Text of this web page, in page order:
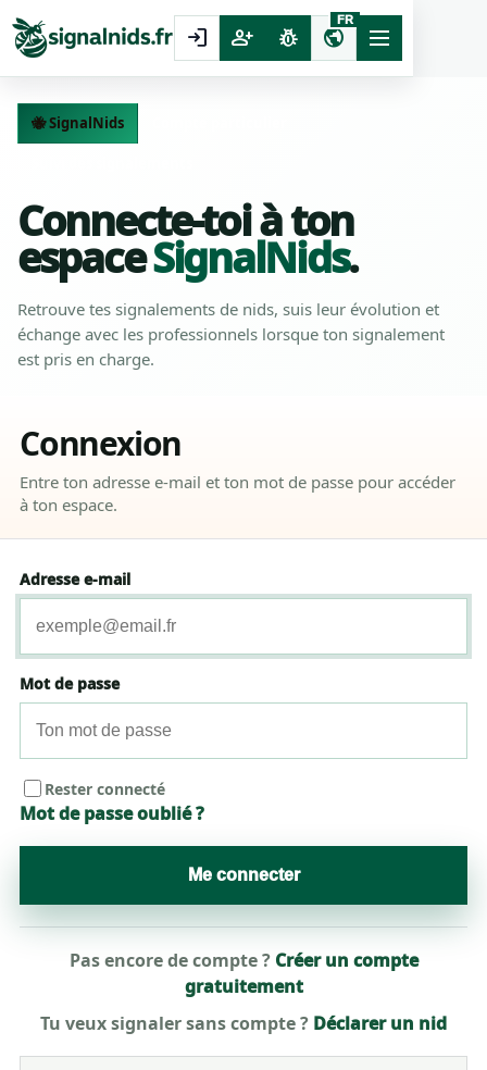
login person_add pest_control public
FR
🐝 SignalNids
Connecte-toi à ton
espaceSignalNids.
Retrouve tes signalements de nids, suis leur évolution et
échange avec les professionnels lorsque ton signalement
est pris en charge.
Connexion
Entre ton adresse e-mail et ton mot de passe pour accéder
à ton espace.
Adresse e-mail
Mot de passe
Rester connecté
Mot de passe oublié ?
Me connecter
Pas encore de compte ? Créer un compte
gratuitement
Tu veux signaler sans compte ? Déclarer un nid